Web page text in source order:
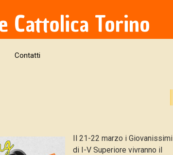
Cattolica Torino
Contatti
Il 21-22 marzo i Giovanissimi
di I-V Superiore vivranno il